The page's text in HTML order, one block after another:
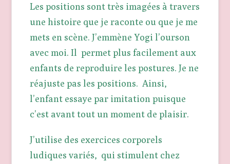
Les positions sont très imagées à travers
une histoire que je raconte ou que je me
mets en scène. J’emmène Yogi l’ourson
avec moi. Il permet plus facilement aux
enfants de reproduire les postures. Je ne
réajuste pas les positions. Ainsi,
l’enfant essaye par imitation puisque
c’est avant tout un moment de plaisir.
J’utilise des exercices corporels
ludiques variés, qui stimulent chez